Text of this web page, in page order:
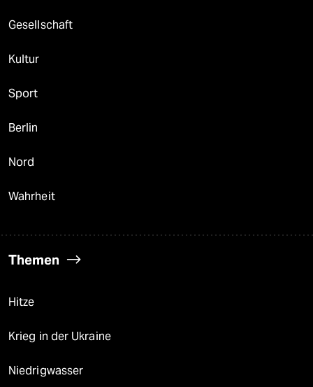
Gesellschaft
Kultur
Sport
Berlin
Nord
Wahrheit
Themen
Hitze
Krieg in der Ukraine
Niedrigwasser